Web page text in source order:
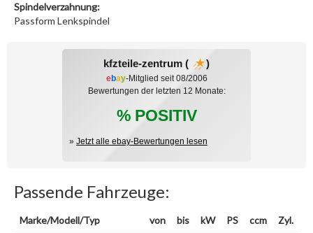
Spindelverzahnung:
Passform Lenkspindel
kfzteile-zentrum ( )
ebay-Mitglied seit 08/2006
Bewertungen der letzten 12 Monate:
% POSITIV
» Jetzt alle ebay-Bewertungen lesen
Passende Fahrzeuge:
Marke/Modell/Typ von bis kW PS ccm Zyl.